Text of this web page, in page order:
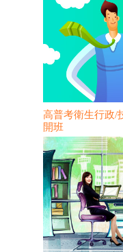
高普考衛生行政/
開班